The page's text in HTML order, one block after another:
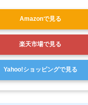
Amazonで見る
楽天市場で見る
Yahoo!ショッピングで見る